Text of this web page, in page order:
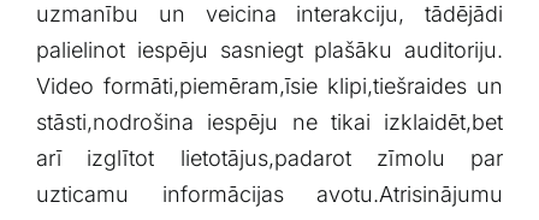
uzmanību un ⁣veicina interakciju, tādējādi
palielinot ⁤iespēju sasniegt plašāku auditoriju.
Video formāti,piemēram,īsie klipi,tiešraides⁢ un
‌stāsti,nodrošina iespēju ⁣ne tikai izklaidēt,bet
arī izglītot lietotājus,padarot zīmolu par
uzticamu informācijas ⁣avotu.Atrisinājumu⁤